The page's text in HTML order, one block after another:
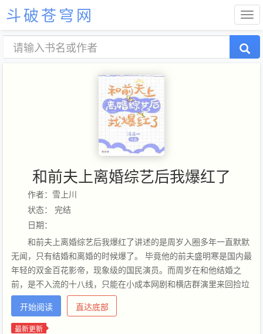
斗破苍穹网
和前夫上离婚综艺后我爆红了
作者：雪上川
状态： 完结
日期：
和前夫上离婚综艺后我爆红了讲述的是周岁入圈多年一直默默
无闻，只有结婚和离婚的时候爆了。 毕竟他的前夫盛明寒是国内最
年轻的双金百花影帝，现象级的国民演员。而周岁在和他结婚之
前，是不入流的十八线，只能在小成本网剧和横店群演里来回捡垃
圾吃。 偏偏这俩人没什么感情，是著名的貌合神离夫妻。 盛明寒
的粉丝们甚至建了个离婚的超话，每天都有上百万人打卡上班，翘
首以盼，等着他们解绑。 官宣离婚后，某水果台连夜邀请他们上一
开始阅读 直达底部
最新更新